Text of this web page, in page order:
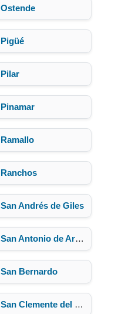
Ostende
Pigüé
Pilar
Pinamar
Ramallo
Ranchos
San Andrés de Giles
San Antonio de Areco
San Bernardo
San Clemente del Tuyú